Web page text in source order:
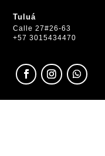
Tuluá
Calle 27#26-63
+57 3015434470